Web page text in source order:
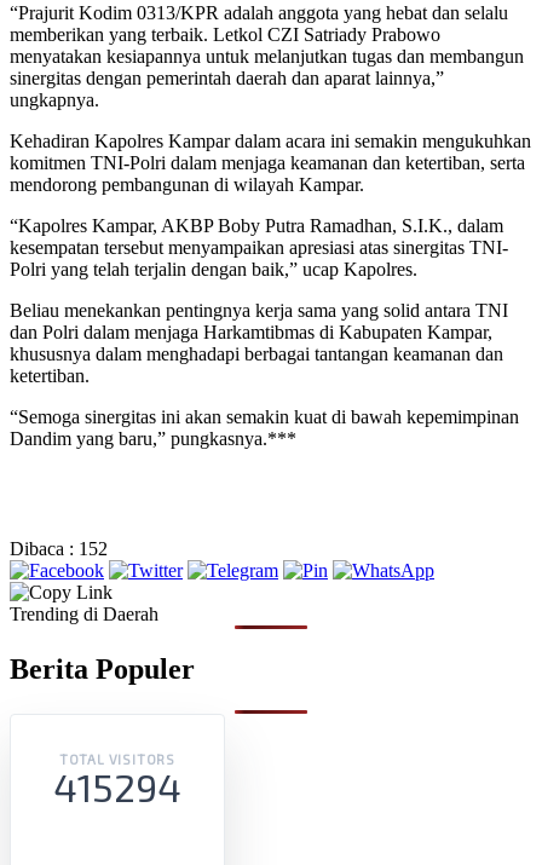
“Prajurit Kodim 0313/KPR adalah anggota yang hebat dan selalu
memberikan yang terbaik. Letkol CZI Satriady Prabowo
menyatakan kesiapannya untuk melanjutkan tugas dan membangun
sinergitas dengan pemerintah daerah dan aparat lainnya,”
ungkapnya.
Kehadiran Kapolres Kampar dalam acara ini semakin mengukuhkan
komitmen TNI-Polri dalam menjaga keamanan dan ketertiban, serta
mendorong pembangunan di wilayah Kampar.
“Kapolres Kampar, AKBP Boby Putra Ramadhan, S.I.K., dalam
kesempatan tersebut menyampaikan apresiasi atas sinergitas TNI-
Polri yang telah terjalin dengan baik,” ucap Kapolres.
Beliau menekankan pentingnya kerja sama yang solid antara TNI
dan Polri dalam menjaga Harkamtibmas di Kabupaten Kampar,
khususnya dalam menghadapi berbagai tantangan keamanan dan
ketertiban.
“Semoga sinergitas ini akan semakin kuat di bawah kepemimpinan
Dandim yang baru,” pungkasnya.***
Dibaca : 152
Trending di Daerah
Berita Populer
TOTAL VISITORS
415294